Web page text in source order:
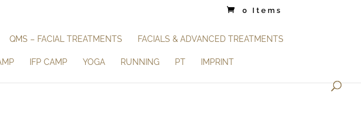
0 Items
QMS – FACIAL TREATMENTS FACIALS & ADVANCED TREATMENTS
IFP CAMP YOGA RUNNING PT IMPRINT